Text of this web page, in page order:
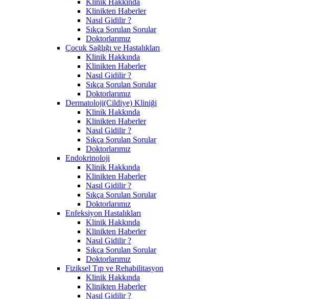
Klinikten Haberler
Nasıl Gidilir ?
Sıkça Sorulan Sorular
Doktorlarımız
Çocuk Sağlığı ve Hastalıkları
Klinik Hakkında
Klinikten Haberler
Nasıl Gidilir ?
Sıkça Sorulan Sorular
Doktorlarımız
Dermatoloji(Cildiye) Kliniği
Klinik Hakkında
Klinikten Haberler
Nasıl Gidilir ?
Sıkça Sorulan Sorular
Doktorlarımız
Endokrinoloji
Klinik Hakkında
Klinikten Haberler
Nasıl Gidilir ?
Sıkça Sorulan Sorular
Doktorlarımız
Enfeksiyon Hastalıkları
Klinik Hakkında
Klinikten Haberler
Nasıl Gidilir ?
Sıkça Sorulan Sorular
Doktorlarımız
Fiziksel Tıp ve Rehabilitasyon
Klinik Hakkında
Klinikten Haberler
Nasıl Gidilir ?